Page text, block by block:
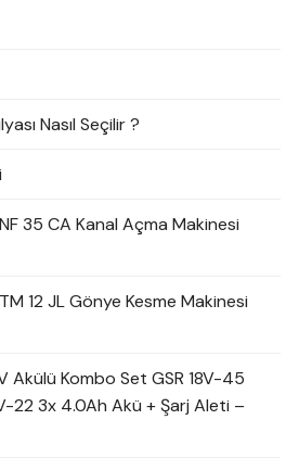
Nasıl Seçilir ?
35 CA Kanal Açma Makinesi
12 JL Gönye Kesme Makinesi
Akülü Kombo Set GSR 18V-45
22 3x 4.0Ah Akü + Şarj Aleti –